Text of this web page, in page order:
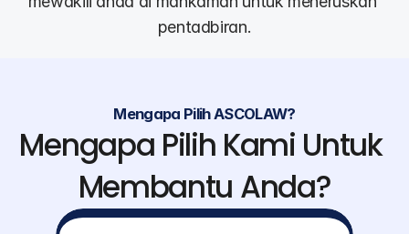
pentadbiran.
Mengapa Pilih ASCOLAW?
Mengapa Pilih Kami Untuk
Membantu Anda?